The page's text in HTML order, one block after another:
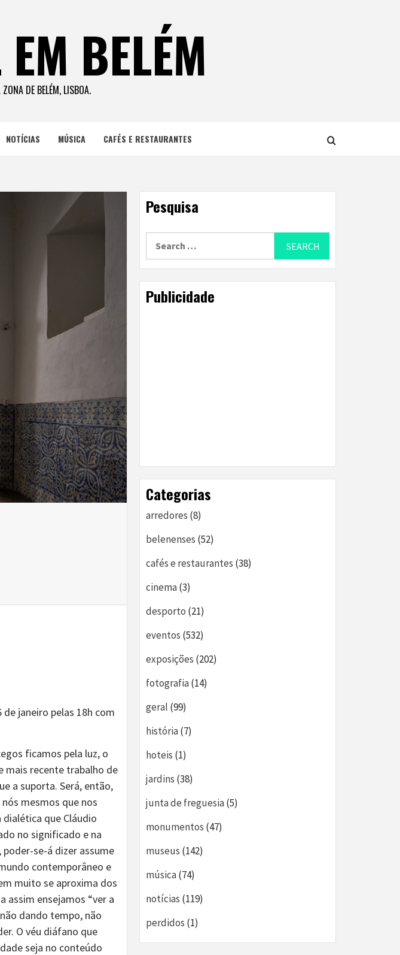
BELÉM
DE BELÉM, LISBOA.
NOTÍCIAS MÚSICA CAFÉS E RESTAURANTES
janeiro pelas 18h com
ficamos pela luz, o
mais recente trabalho de
a suporta. Será, então,
mesmos que nos
que Cláudio
no significado e na
se-á dizer assume
contemporâneo e
muito se aproxima dos
assim ensejamos “ver a
dando tempo, não
O véu diáfano que
seja no conteúdo
Pesquisa
Publicidade
Categorias
arredores (8)
belenenses (52)
cafés e restaurantes (38)
cinema(3)
desporto (21)
eventos (532)
exposições (202)
fotografia(14)
geral (99)
história(7)
hoteis (1)
jardins (38)
junta de freguesia(5)
monumentos (47)
museus (142)
música(74)
notícias (119)
perdidos (1)